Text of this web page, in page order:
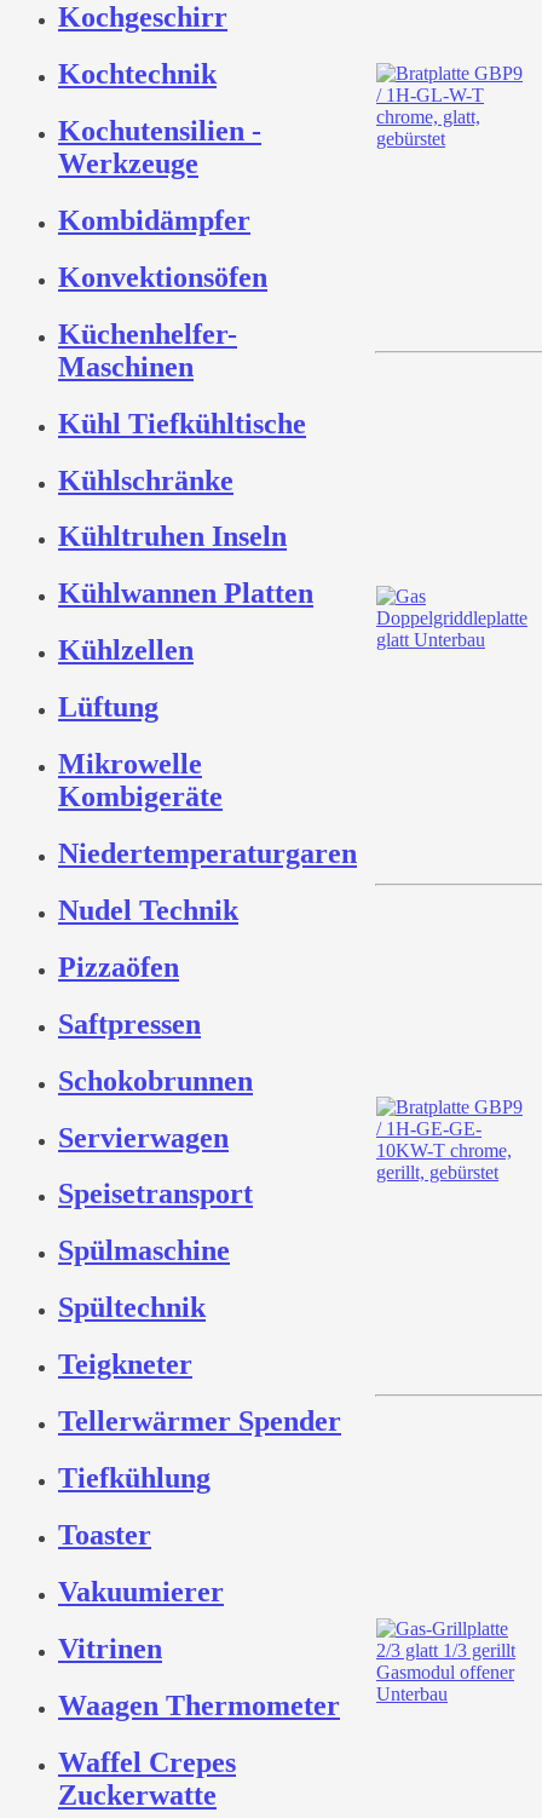
Kochgeschirr
Kochtechnik
Kochutensilien -
Werkzeuge
Kombidämpfer
Konvektionsöfen
Küchenhelfer-
Maschinen
Kühl Tiefkühltische
Kühlschränke
Kühltruhen Inseln
Kühlwannen Platten
Kühlzellen
Lüftung
Mikrowelle
Kombigeräte
Niedertemperaturgaren
Nudel Technik
Pizzaöfen
Saftpressen
Schokobrunnen
Servierwagen
Speisetransport
Spülmaschine
Spültechnik
Teigkneter
Tellerwärmer Spender
Tiefkühlung
Toaster
Vakuumierer
Vitrinen
Waagen Thermometer
Waffel Crepes
Zuckerwatte